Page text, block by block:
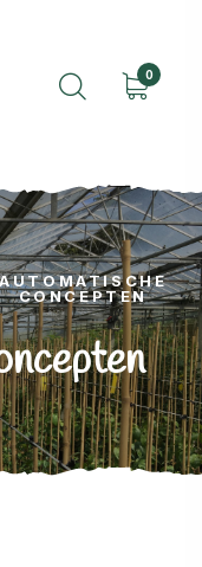
0
AUTOMATISCHE
CONCEPTEN